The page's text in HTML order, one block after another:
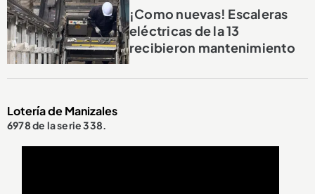
¡Como nuevas! Escaleras
eléctricas de la 13
recibieron mantenimiento
Lotería de Manizales
6978 de la serie 338.